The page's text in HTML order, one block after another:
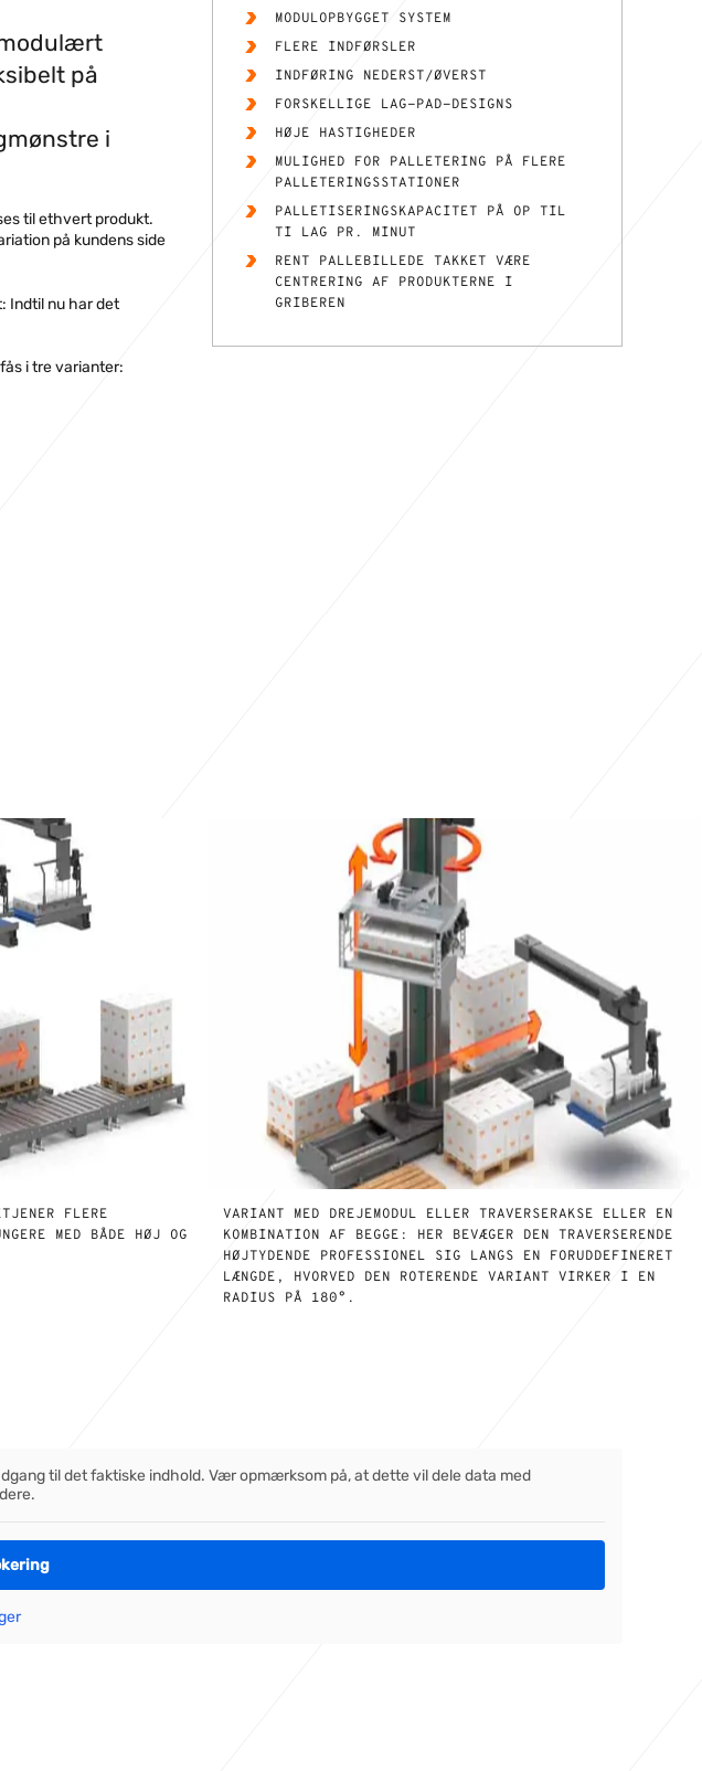
på
i
til ethvert produkt.
på kundens side
Indtil nu har det
i tre varianter:
MODULOPBYGGET SYSTEM
FLERE INDFØRSLER
INDFØRING NEDERST/ØVERST
FORSKELLIGE LAG-PAD-DESIGNS
HØJE HASTIGHEDER
MULIGHED FOR PALLETERING PÅ FLERE
PALLETERINGSSTATIONER
PALLETISERINGSKAPACITET PÅ OP TIL
TI LAG PR. MINUT
RENT PALLEBILLEDE TAKKET VÆRE
CENTRERING AF PRODUKTERNE I
GRIBEREN
FLERE
MED BÅDE HØJ OG
VARIANT MED DREJEMODUL ELLER TRAVERSERAKSE ELLER EN
KOMBINATION AF BEGGE: HER BEVÆGER DEN TRAVERSERENDE
HØJTYDENDE PROFESSIONEL SIG LANGS EN FORUDDEFINERET
LÆNGDE, HVORVED DEN ROTERENDE VARIANT VIRKER I EN
RADIUS PÅ 180°.
til det faktiske indhold. Vær opmærksom på, at dette vil dele data med